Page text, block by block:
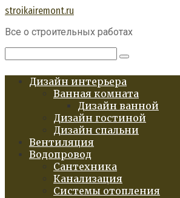
Перейти
контенту
stroikairemont.ru
Все о строительных работах
Дизайн интерьера
Ванная комната
Дизайн ванной
Дизайн гостиной
Дизайн спальни
Вентиляция
Водопровод
Сантехника
Канализация
Системы отопления